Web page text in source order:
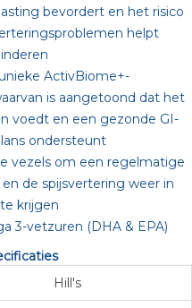
bevordert en het risico
helpt
ActivBiome+-
is aangetoond dat het
voedt en een gezonde GI-
ondersteunt
vezels om een regelmatige
de spijsvertering weer in
krijgen
3-vetzuren (DHA & EPA)
Hill's